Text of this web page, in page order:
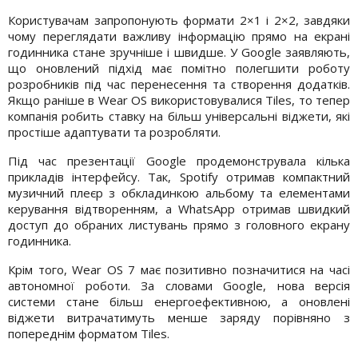
Користувачам запропонують формати 2×1 і 2×2, завдяки
чому переглядати важливу інформацію прямо на екрані
годинника стане зручніше і швидше. У Google заявляють,
що оновлений підхід має помітно полегшити роботу
розробників під час перенесення та створення додатків.
Якщо раніше в Wear OS використовувалися Tiles, то тепер
компанія робить ставку на більш універсальні віджети, які
простіше адаптувати та розробляти.
Під час презентації Google продемонструвала кілька
прикладів інтерфейсу. Так, Spotify отримав компактний
музичний плеєр з обкладинкою альбому та елементами
керування відтворенням, а WhatsApp отримав швидкий
доступ до обраних листувань прямо з головного екрану
годинника.
Крім того, Wear OS 7 має позитивно позначитися на часі
автономної роботи. За словами Google, нова версія
системи стане більш енергоефективною, а оновлені
віджети витрачатимуть менше заряду порівняно з
попереднім форматом Tiles.